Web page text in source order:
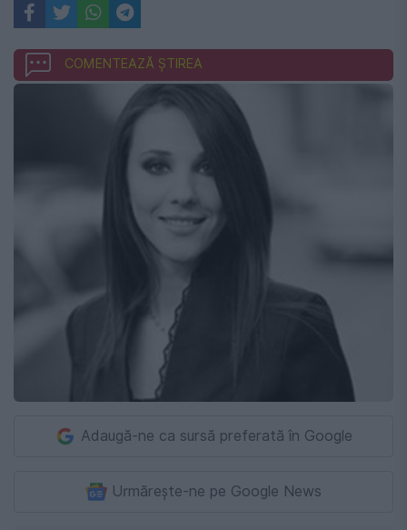
COMENTEAZĂ ȘTIREA
Adaugă-ne ca sursă preferată în Google
Urmărește-ne pe Google News